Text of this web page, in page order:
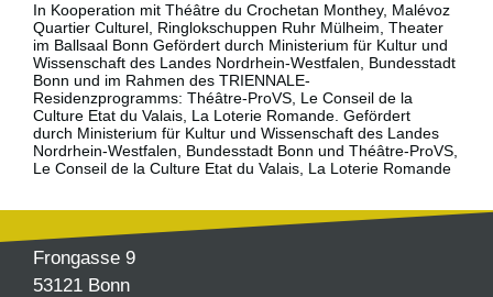
In Kooperation mit Théâtre du Crochetan Monthey, Malévoz
Quartier Culturel, Ringlokschuppen Ruhr Mülheim, Theater
im Ballsaal Bonn Gefördert durch Ministerium für Kultur und
Wissenschaft des Landes Nordrhein-Westfalen, Bundesstadt
Bonn und im Rahmen des TRIENNALE-
Residenzprogramms: Théâtre-ProVS, Le Conseil de la
Culture Etat du Valais, La Loterie Romande. Gefördert
durch Ministerium für Kultur und Wissenschaft des Landes
Nordrhein-Westfalen, Bundesstadt Bonn und Théâtre-ProVS,
Le Conseil de la Culture Etat du Valais, La Loterie Romande
Frongasse 9
53121 Bonn